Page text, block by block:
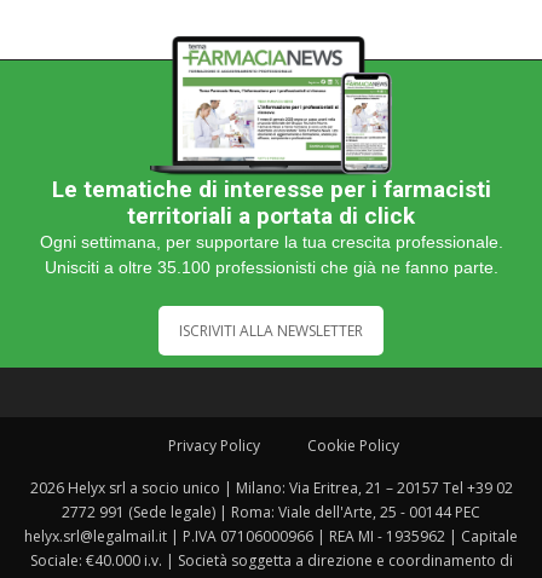
Le tematiche di interesse per i farmacisti
territoriali a portata di click
Ogni settimana, per supportare la tua crescita professionale.
Unisciti a oltre 35.100 professionisti che già ne fanno parte.
ISCRIVITI ALLA NEWSLETTER
Privacy Policy Cookie Policy
2026 Helyx srl a socio unico | Milano: Via Eritrea, 21 – 20157 Tel +39 02
2772 991 (Sede legale) | Roma: Viale dell'Arte, 25 - 00144 PEC
helyx.srl@legalmail.it | P.IVA 07106000966 | REA MI - 1935962 | Capitale
Sociale: €40.000 i.v. | Società soggetta a direzione e coordinamento di